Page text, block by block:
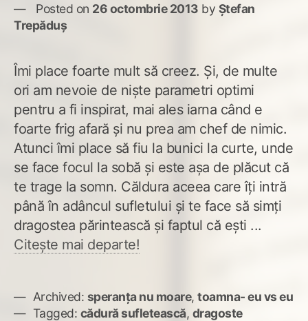
Posted on 26 octombrie 2013 by Ștefan
Trepăduș
Îmi place foarte mult să creez. Şi, de multe
ori am nevoie de nişte parametri optimi
pentru a fi inspirat, mai ales iarna când e
foarte frig afară şi nu prea am chef de nimic.
Atunci îmi place să fiu la bunici la curte, unde
se face focul la sobă şi este aşa de plăcut că
te trage la somn. Căldura aceea care îţi intră
până în adâncul sufletului şi te face să simţi
dragostea părintească şi faptul că eşti ...
Citește mai departe!
Archived: speranța nu moare, toamna- eu vs eu
Tagged: cădură sufletească, dragoste